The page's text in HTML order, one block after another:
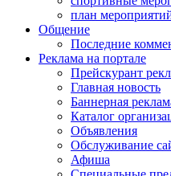
план
Общение
Последние
Реклама на портале
Прейскурант
Главная новость
Баннерная
Каталог
Объявления
Обслуживание
Афиша